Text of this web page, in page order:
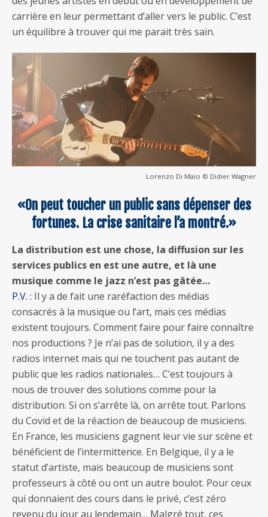
carrière en leur permettant d’aller vers le public. C’est
un équilibre à trouver qui me parait très sain.
Lorenzo Di Maio © Didier Wagner
«On peut toucher un public sans dépenser des
fortunes. La crise sanitaire l’a montré.»
La distribution est une chose, la diffusion sur les
services publics en est une autre, et là une
musique comme le jazz n’est pas gâtée…
P.V. : Il y a de fait une raréfaction des médias
consacrés à la musique ou l’art, mais ces médias
existent toujours. Comment faire pour faire connaître
nos productions ? Je n’ai pas de solution, il y a des
radios internet mais qui ne touchent pas autant de
public que les radios nationales… C’est toujours à
nous de trouver des solutions comme pour la
distribution. Si on s’arrête là, on arrête tout. Parlons
du Covid et de la réaction de beaucoup de musiciens.
En France, les musiciens gagnent leur vie sur scène et
bénéficient de l’intermittence. En Belgique, il y a le
statut d’artiste, mais beaucoup de musiciens sont
professeurs à côté ou ont un autre boulot. Pour ceux
qui donnaient des cours dans le privé, c’est zéro
revenu du jour au lendemain… Malgré tout, ces